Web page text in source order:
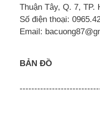
Thuận Tây, Q. 7, TP.
Số điện thoại:
Email:
BẢN ĐỒ